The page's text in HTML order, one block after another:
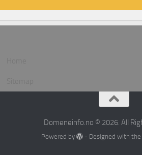
Domeneinfo.no © 2026. All
Powered by - Designed with the